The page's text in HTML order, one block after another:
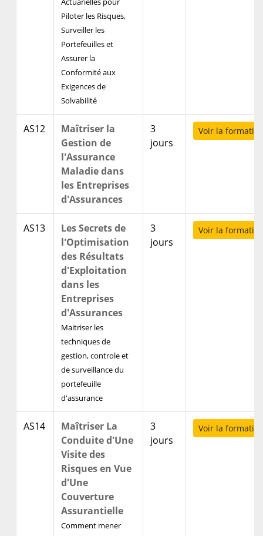
Piloter les Risques,
Surveiller les
Portefeuilles et
Assurer la
Conformité aux
Exigences de
Solvabilité
AS12
Maîtriser la
Gestion de
l'Assurance
Maladie dans
les Entreprises
d'Assurances
3
jours
Voir la
AS13
Les Secrets de
l'Optimisation
des Résultats
d'Exploitation
dans les
Entreprises
d'Assurances
Maitriser les
techniques de
gestion, controle et
de surveillance du
portefeuille
d'assurance
3
jours
Voir la
AS14
Maîtriser La
Conduite d'Une
Visite des
Risques en Vue
d'Une
Couverture
Assurantielle
Comment mener
3
jours
Voir la